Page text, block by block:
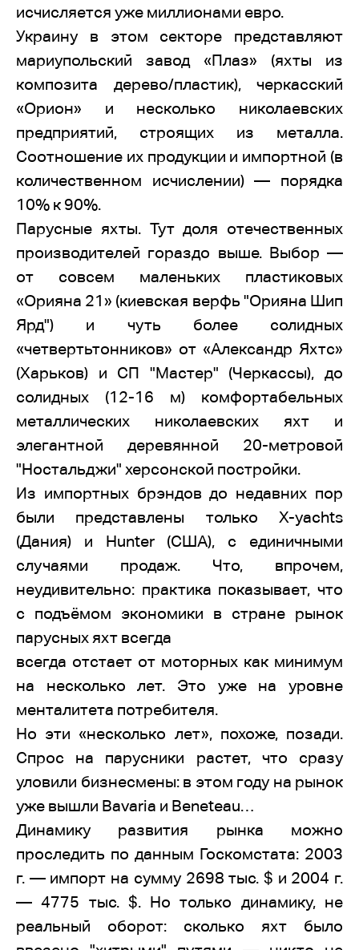
исчисляется уже миллионами евро.
Украину в этом секторе представляют
мариупольский завод «Плаз» (яхты из
композита дерево/пластик), черкасский
«Орион» и несколько николаевских
предприятий, строящих из металла.
Соотношение их продукции и импортной (в
количественном исчислении) — порядка
10% к 90%.
Парусные яхты. Тут доля отечественных
производителей гораздо выше. Выбор —
от совсем маленьких пластиковых
«Орияна 21» (киевская верфь "Орияна Шип
Ярд") и чуть более солидных
«четвертьтонников» от «Александр Яхтс»
(Харьков) и СП "Мастер" (Черкассы), до
солидных (12-16 м) комфортабельных
металлических николаевских яхт и
элегантной деревянной 20-метровой
"Ностальджи" херсонской постройки.
Из импортных брэндов до недавних пор
были представлены только X-yachts
(Дания) и Hunter (США), с единичными
случаями продаж. Что, впрочем,
неудивительно: практика показывает, что
с подъёмом экономики в стране рынок
парусных яхт всегда
всегда отстает от моторных как минимум
на несколько лет. Это уже на уровне
менталитета потребителя.
Но эти «несколько лет», похоже, позади.
Спрос на парусники растет, что сразу
уловили бизнесмены: в этом году на рынок
уже вышли Bavaria и Beneteau…
Динамику развития рынка можно
проследить по данным Госкомстата: 2003
г. — импорт на сумму 2698 тыс. $ и 2004 г.
— 4775 тыс. $. Но только динамику, не
реальный оборот: сколько яхт было